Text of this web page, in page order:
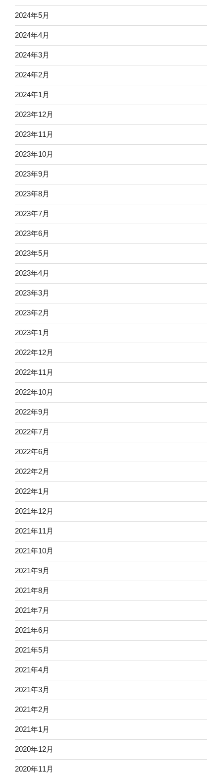
2024年5月
2024年4月
2024年3月
2024年2月
2024年1月
2023年12月
2023年11月
2023年10月
2023年9月
2023年8月
2023年7月
2023年6月
2023年5月
2023年4月
2023年3月
2023年2月
2023年1月
2022年12月
2022年11月
2022年10月
2022年9月
2022年7月
2022年6月
2022年2月
2022年1月
2021年12月
2021年11月
2021年10月
2021年9月
2021年8月
2021年7月
2021年6月
2021年5月
2021年4月
2021年3月
2021年2月
2021年1月
2020年12月
2020年11月